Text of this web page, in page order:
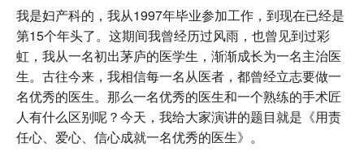
我是妇产科的，我从1997年毕业参加工作，到现在已经是
第15个年头了。这期间我曾经历过风雨，也曾见到过彩
虹，我从一名初出茅庐的医学生，渐渐成长为一名主治医
生。古往今来，我相信每一名从医者，都曾经立志要做一
名优秀的医生。那么一名优秀的医生和一个熟练的手术匠
人有什么区别呢？今天，我给大家演讲的题目就是《用责
任心、爱心、信心成就一名优秀的医生》。